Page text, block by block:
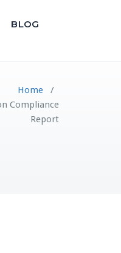
BLOG
Home /
Compliance
Report